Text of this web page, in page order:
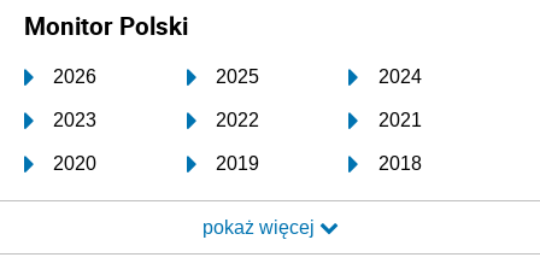
Monitor Polski
2026 2025 2024
2023 2022 2021
2020 2019 2018
2017 2016 2015
2014 2013 2012
pokaż więcej